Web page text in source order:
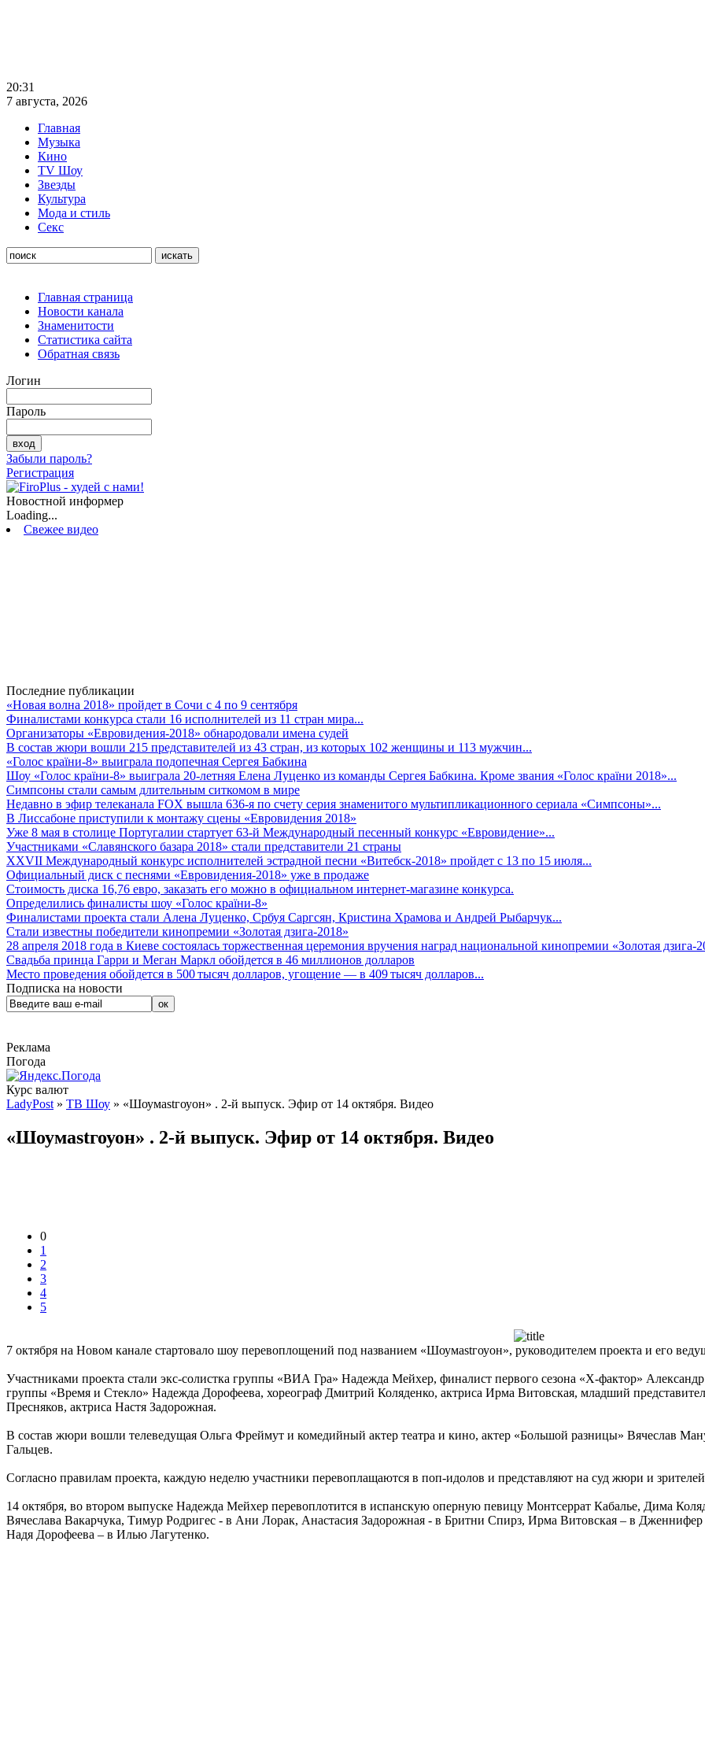
20:31
7 августа, 2026
Главная
Музыка
Кино
TV Шоу
Звезды
Культура
Мода и стиль
Секс
Главная страница
Новости канала
Знаменитости
Статистика сайта
Обратная связь
Логин
Пароль
Забыли пароль?
Регистрация
Новостной информер
Loading...
Свежее видео
Последние публикации
«Новая волна 2018» пройдет в Сочи с 4 по 9 сентября
Финалистами конкурса стали 16 исполнителей из 11 стран мира...
Организаторы «Евровидения-2018» обнародовали имена судей
В состав жюри вошли 215 представителей из 43 стран, из которых 102 женщины и 113 мужчин...
«Голос країни-8» выиграла подопечная Сергея Бабкина
Шоу «Голос країни-8» выиграла 20-летняя Елена Луценко из команды Сергея Бабкина. Кроме звания «Голос країни 2018»...
Симпсоны стали самым длительным ситкомом в мире
Недавно в эфир телеканала FOX вышла 636-я по счету серия знаменитого мультипликационного сериала «Симпсоны»...
В Лиссабоне приступили к монтажу сцены «Евровидения 2018»
Уже 8 мая в столице Португалии стартует 63-й Международный песенный конкурс «Евровидение»...
Участниками «Славянского базара 2018» стали представители 21 страны
XXVII Международный конкурс исполнителей эстрадной песни «Витебск-2018» пройдет с 13 по 15 июля...
Официальный диск с песнями «Евровидения-2018» уже в продаже
Стоимость диска 16,76 евро, заказать его можно в официальном интернет-магазине конкурса.
Определились финалисты шоу «Голос країни-8»
Финалистами проекта стали Алена Луценко, Србуя Саргсян, Кристина Храмова и Андрей Рыбарчук...
Стали известны победители кинопремии «Золотая дзига-2018»
28 апреля 2018 года в Киеве состоялась торжественная церемония вручения наград национальной кинопремии «Золотая дзига-
Свадьба принца Гарри и Меган Маркл обойдется в 46 миллионов долларов
Место проведения обойдется в 500 тысяч долларов, угощение — в 409 тысяч долларов...
Подписка на новости
Реклама
Погода
Курс валют
LadyPost » ТВ Шоу » «Шоумаstгоуон» . 2-й выпуск. Эфир от 14 октября. Видео
«Шоумаstгоуон» . 2-й выпуск. Эфир от 14 октября. Видео
0
1
2
3
4
5
7 октября на Новом канале стартовало шоу перевоплощений под названием «Шоумаstгоуон», руководителем проекта и его
Участниками проекта стали экс-солистка группы «ВИА Гра» Надежда Мейхер, финалист первого сезона «Х-фактор»
группы «Время и Стекло» Надежда Дорофеева, хореограф Дмитрий Коляденко, актриса Ирма Витовская, младший
Пресняков, актриса Настя Задорожная.
В состав жюри вошли телеведущая Ольга Фреймут и комедийный актер театра и кино, актер «Большой разницы» Вячеслав
Гальцев.
Согласно правилам проекта, каждую неделю участники перевоплащаются в поп-идолов и представляют на суд жюри и
14 октября, во втором выпуске Надежда Мейхер перевоплотится в испанскую оперную певицу Монтсеррат Кабалье, Дима
Вячеслава Вакарчука, Тимур Родригес - в Ани Лорак, Анастасия Задорожная - в Бритни Спирз, Ирма Витовская – в
Надя Дорофеева – в Илью Лагутенко.